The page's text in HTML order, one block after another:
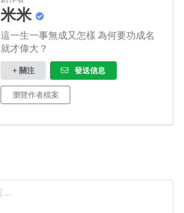
米米
這一生一事無成又怎樣 為何要功成名
就才偉大？
+ 關注 發送信息
瀏覽作者檔案